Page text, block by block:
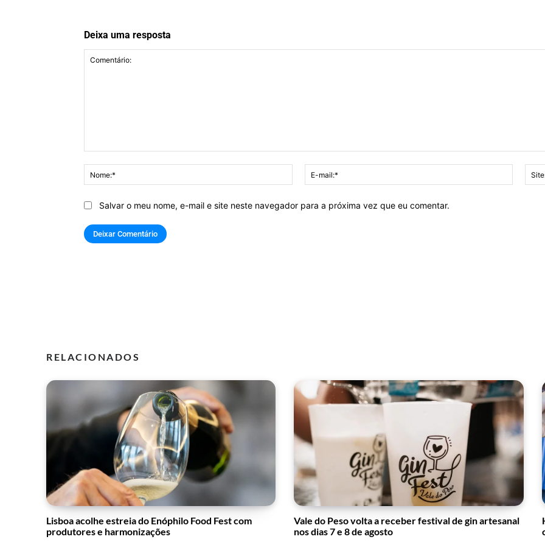
Deixa uma resposta
Nome:*
mail:*
Salvar o meu nome, e-mail e site neste navegador para a próxima vez que eu comentar.
RELACIONADOS
Lisboa acolhe estreia do Enóphilo Food Fest com
produtores e harmonizações
Vale do Peso volta a receber festival de gin artesanal
nos dias 7 e 8 de agosto